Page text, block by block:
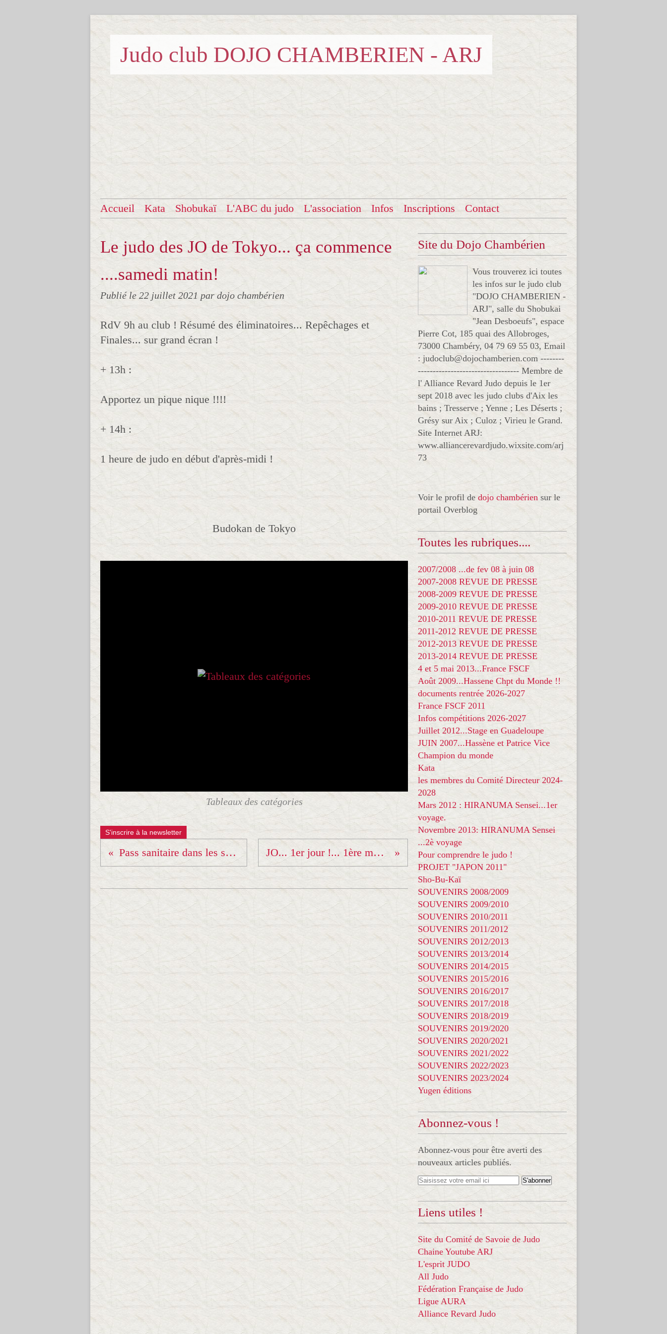
Judo club DOJO CHAMBERIEN - ARJ
Accueil Kata Shobukaï L'ABC du judo L'association Infos Inscriptions Contact
Le judo des JO de Tokyo... ça commence
....samedi matin!
Publié le 22 juillet 2021 par dojo chambérien
RdV 9h au club ! Résumé des éliminatoires... Repêchages et
Finales... sur grand écran !
+ 13h :
Apportez un pique nique !!!!
+ 14h :
1 heure de judo en début d'après-midi !
Budokan de Tokyo
Tableaux des catégories
S'inscrire à la newsletter
Pass sanitaire dans les salles de sport début août... JO... 1er jour !... 1ère médaille !... 1er supporter... !
Site du Dojo Chambérien
Vous trouverez ici toutes
les infos sur le judo club
"DOJO CHAMBERIEN -
ARJ", salle du Shobukai
"Jean Desboeufs", espace
Pierre Cot, 185 quai des Allobroges,
73000 Chambéry, 04 79 69 55 03, Email
: judoclub@dojochamberien.com --------
---------------------------------- Membre de
l' Alliance Revard Judo depuis le 1er
sept 2018 avec les judo clubs d'Aix les
bains ; Tresserve ; Yenne ; Les Déserts ;
Grésy sur Aix ; Culoz ; Virieu le Grand.
Site Internet ARJ:
www.alliancerevardjudo.wixsite.com/arj
73
Voir le profil de dojo chambérien sur le
portail Overblog
Toutes les rubriques....
2007/2008 ...de fev 08 à juin 08
2007-2008 REVUE DE PRESSE
2008-2009 REVUE DE PRESSE
2009-2010 REVUE DE PRESSE
2010-2011 REVUE DE PRESSE
2011-2012 REVUE DE PRESSE
2012-2013 REVUE DE PRESSE
2013-2014 REVUE DE PRESSE
4 et 5 mai 2013...France FSCF
Août 2009...Hassene Chpt du Monde !!
documents rentrée 2026-2027
France FSCF 2011
Infos compétitions 2026-2027
Juillet 2012...Stage en Guadeloupe
JUIN 2007...Hassène et Patrice Vice
Champion du monde
Kata
les membres du Comité Directeur 2024-
2028
Mars 2012 : HIRANUMA Sensei...1er
voyage.
Novembre 2013: HIRANUMA Sensei
...2è voyage
Pour comprendre le judo !
PROJET "JAPON 2011"
Sho-Bu-Kaï
SOUVENIRS 2008/2009
SOUVENIRS 2009/2010
SOUVENIRS 2010/2011
SOUVENIRS 2011/2012
SOUVENIRS 2012/2013
SOUVENIRS 2013/2014
SOUVENIRS 2014/2015
SOUVENIRS 2015/2016
SOUVENIRS 2016/2017
SOUVENIRS 2017/2018
SOUVENIRS 2018/2019
SOUVENIRS 2019/2020
SOUVENIRS 2020/2021
SOUVENIRS 2021/2022
SOUVENIRS 2022/2023
SOUVENIRS 2023/2024
Yugen éditions
Abonnez-vous !
Abonnez-vous pour être averti des
nouveaux articles publiés.
Liens utiles !
Site du Comité de Savoie de Judo
Chaine Youtube ARJ
L'esprit JUDO
All Judo
Fédération Française de Judo
Ligue AURA
Alliance Revard Judo